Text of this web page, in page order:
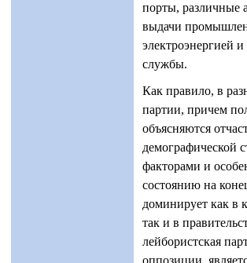
порты, различные
выдачи
электроэнергией
службы.
Как правило, в
партии, причем
объясняются
демографической
факторами и
состоянию на
доминирует как в
так и в
лейбористская
оппозиции,